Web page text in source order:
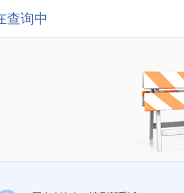
查询中